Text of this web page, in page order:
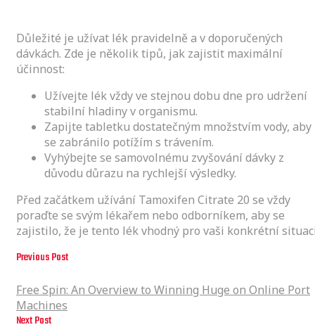
Důležité je užívat lék pravidelně a v doporučených
dávkách. Zde je několik tipů, jak zajistit maximální
účinnost:
Užívejte lék vždy ve stejnou dobu dne pro udržení
stabilní hladiny v organismu.
Zapijte tabletku dostatečným množstvím vody, aby
se zabránilo potížím s trávením.
Vyhýbejte se samovolnému zvyšování dávky z
důvodu důrazu na rychlejší výsledky.
Před začátkem užívání Tamoxifen Citrate 20 se vždy
poraďte se svým lékařem nebo odborníkem, aby se
zajistilo, že je tento lék vhodný pro vaši konkrétní
Previous Post
Free Spin: An Overview to Winning Huge on Online Port
Machines
Next Post